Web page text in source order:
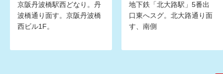
京阪丹波橋駅西どなり。丹
波橋通り面す。京阪丹波橋
西ビル1F。
地下鉄「北大路駅」5番出
口東へスグ。北大路通り面
す、南側